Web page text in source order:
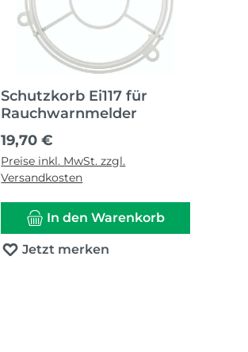
Schutzkorb Ei117 für
Rauchwarnmelder
Regulärer Preis:
19,70 €
Preise inkl. MwSt. zzgl.
Versandkosten
In den Warenkorb
Jetzt merken